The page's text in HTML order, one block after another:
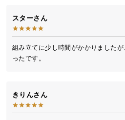
に
い
て
型
商
品
スター
組み立てに少し時間がかかりました
ったです。
きりん